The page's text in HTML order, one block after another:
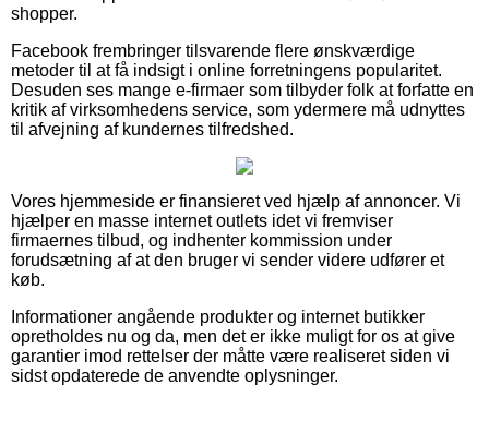
shopper.
Facebook frembringer tilsvarende flere ønskværdige
metoder til at få indsigt i online forretningens popularitet.
Desuden ses mange e-firmaer som tilbyder folk at forfatte en
kritik af virksomhedens service, som ydermere må udnyttes
til afvejning af kundernes tilfredshed.
Vores hjemmeside er finansieret ved hjælp af annoncer. Vi
hjælper en masse internet outlets idet vi fremviser
firmaernes tilbud, og indhenter kommission under
forudsætning af at den bruger vi sender videre udfører et
køb.
Informationer angående produkter og internet butikker
opretholdes nu og da, men det er ikke muligt for os at give
garantier imod rettelser der måtte være realiseret siden vi
sidst opdaterede de anvendte oplysninger.